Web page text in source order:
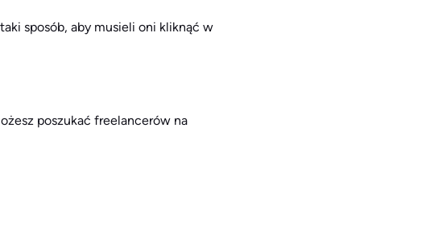
sposób, aby musieli oni kliknąć w
poszukać freelancerów na